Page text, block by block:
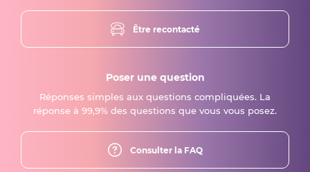
Être recontacté
Poser une question
Réponses simples aux questions compliquées. La
réponse à 99,9% des questions que vous vous posez.
Consulter la FAQ